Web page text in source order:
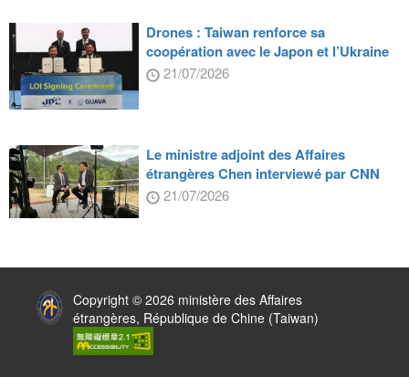
Drones : Taiwan renforce sa
coopération avec le Japon et l’Ukraine
21/07/2026
Le ministre adjoint des Affaires
étrangères Chen interviewé par CNN
21/07/2026
Copyright © 2026 ministère des Affaires
étrangères, République de Chine (Taiwan)